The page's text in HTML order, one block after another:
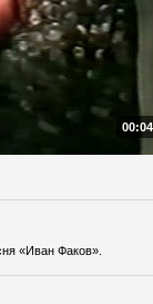
«Иван Факов».